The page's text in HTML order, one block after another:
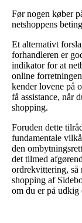
Før nogen køber
netshoppens
Et alternativt
forhandleren er
indikator for at
online
kender lovene på
få assistance, når
shopping.
Foruden dette
fundamentale
den
det tilmed
ordrekvittering, så
shopping af
om du er på udkig